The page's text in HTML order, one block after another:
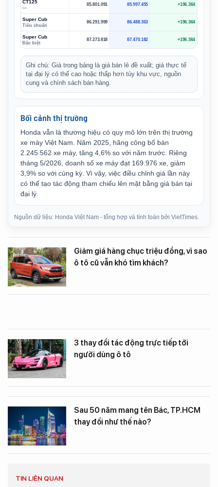
CT125
—
85.801.091 85.997.455 +196.364
Super Cub
Tiêu chuẩn
86.291.999 86.488.363 +196.364
Super Cub
Đặc biệt
87.273.818 87.470.182 +196.364
Ghi chú: Giá trong bảng là giá bán lẻ đề xuất; giá thực tế
tại đại lý có thể cao hoặc thấp hơn tùy khu vực, nguồn
cung và chính sách bán hàng.
Bối cảnh thị trường
Honda vẫn là thương hiệu có quy mô lớn trên thị trường
xe máy Việt Nam. Năm 2025, hãng công bố bán
2.245.562 xe máy, tăng 4,6% so với năm trước. Riêng
tháng 5/2026, doanh số xe máy đạt 169.976 xe, giảm
3,9% so với cùng kỳ. Vì vậy, việc điều chỉnh giá lần này
có thể tạo tác động tham chiếu lên mặt bằng giá bán tại
đại lý.
Nguồn dữ liệu: Honda Việt Nam - tổng hợp và tính toán bởi VietTimes.
Giảm giá hàng chục triệu đồng, vì sao
ô tô cũ vẫn khó tìm khách?
3 thay đổi tác động trực tiếp tới
người dùng ô tô
Sau 50 năm mang tên Bác, TP.HCM
thay đổi như thế nào?
TIN LIÊN QUAN